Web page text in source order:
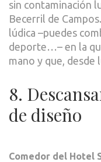
sin contaminación
Becerril de
lúdica –puedes
deporte…– en la
mano y que,
8.
de diseño
Comedor del Hotel